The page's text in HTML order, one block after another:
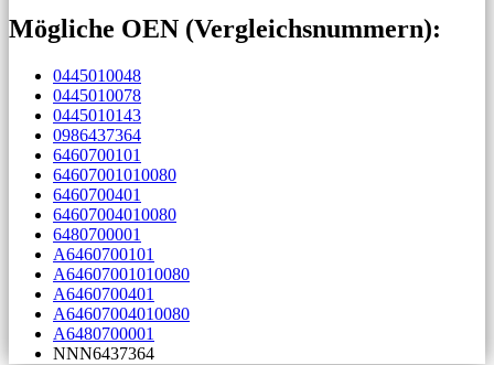
Mögliche OEN (Vergleichs­nummern):
0445010048
0445010078
0445010143
0986437364
6460700101
64607001010080
6460700401
64607004010080
6480700001
A6460700101
A64607001010080
A6460700401
A64607004010080
A6480700001
NNN6437364